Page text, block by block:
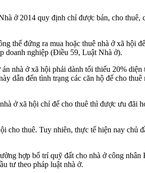
ở 2014 quy định chỉ được bán, cho
thể đứng ra mua hoặc thuê nhà ở xã hội
doanh nghiệp (Điều 59, Luật Nhà ở).
nhà ở xã hội phải dành tối thiểu 20%
dẫn đến tình trạng các căn hộ để cho
ở xã hội chỉ để cho thuê thì được ưu đãi
thuê. Tuy nhiên, thực tế hiện nay chủ
hợp bố trí quỹ đất cho nhà ở công
tư theo pháp luật nhà ở.